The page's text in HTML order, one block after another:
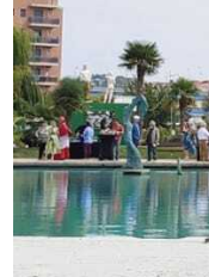
Kontakt